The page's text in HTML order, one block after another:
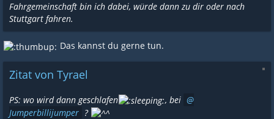
Fahrgemeinschaft bin ich dabei, würde dann zu dir oder nach
Stuttgart fahren.
Das kannst du gerne tun.
Zitat von Tyrael
PS: wo wird dann geschlafen
, bei
Jumperbillijumper ?